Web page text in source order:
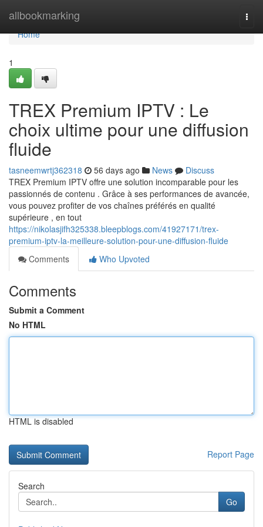
allbookmarking
Home
Home
1
TREX Premium IPTV : Le
choix ultime pour une diffusion
fluide
tasneemwrtj362318 56 days ago News
Discuss
TREX Premium IPTV offre une solution incomparable pour les
passionnés de contenu . Grâce à ses performances de avancée,
vous pouvez profiter de vos chaînes préférés en qualité
supérieure , en tout
https://nikolasjifh325338.bleepblogs.com/41927171/trex-
premium-iptv-la-meilleure-solution-pour-une-diffusion-fluide
Comments
Who Upvoted
Comments
Submit a Comment
No HTML
HTML is disabled
Report Page
Search
Go